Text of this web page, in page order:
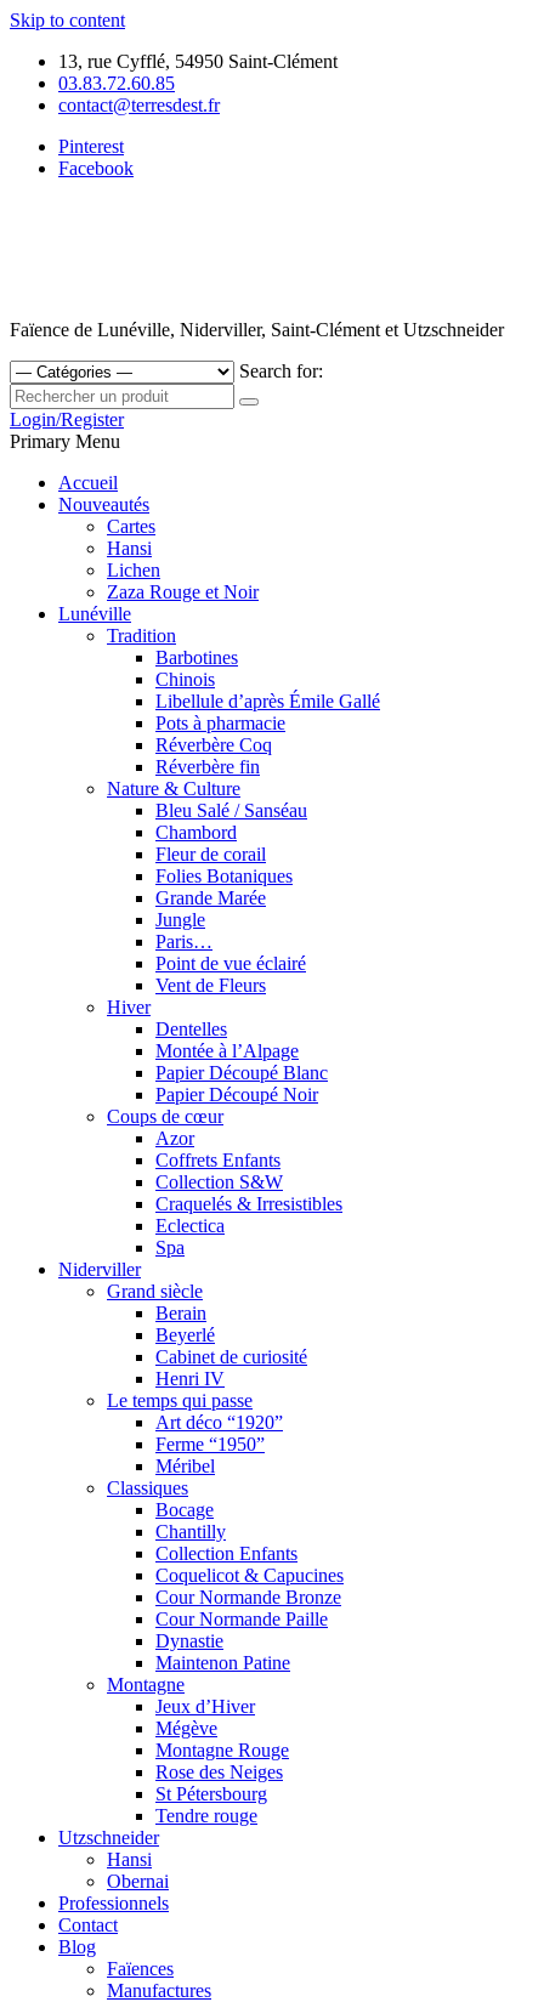
Skip to content
13, rue Cyfflé, 54950 Saint-Clément
03.83.72.60.85
contact@terresdest.fr
Pinterest
Facebook
Faïence de Lunéville, Niderviller, Saint-Clément et Utzschneider
Search for:
Login/Register
Primary Menu
Accueil
Nouveautés
Cartes
Hansi
Lichen
Zaza Rouge et Noir
Lunéville
Tradition
Barbotines
Chinois
Libellule d’après Émile Gallé
Pots à pharmacie
Réverbère Coq
Réverbère fin
Nature & Culture
Bleu Salé / Sanséau
Chambord
Fleur de corail
Folies Botaniques
Grande Marée
Jungle
Paris…
Point de vue éclairé
Vent de Fleurs
Hiver
Dentelles
Montée à l’Alpage
Papier Découpé Blanc
Papier Découpé Noir
Coups de cœur
Azor
Coffrets Enfants
Collection S&W
Craquelés & Irresistibles
Eclectica
Spa
Niderviller
Grand siècle
Berain
Beyerlé
Cabinet de curiosité
Henri IV
Le temps qui passe
Art déco “1920”
Ferme “1950”
Méribel
Classiques
Bocage
Chantilly
Collection Enfants
Coquelicot & Capucines
Cour Normande Bronze
Cour Normande Paille
Dynastie
Maintenon Patine
Montagne
Jeux d’Hiver
Mégève
Montagne Rouge
Rose des Neiges
St Pétersbourg
Tendre rouge
Utzschneider
Hansi
Obernai
Professionnels
Contact
Blog
Faïences
Manufactures